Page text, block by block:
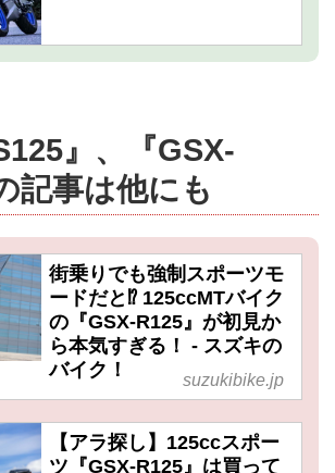
』、『GSX-
記事は他にも
街乗りでも強制スポーツモ
ードだと⁉ 125ccMTバイク
の『GSX-R125』が初見か
ら本気すぎる！ - スズキの
バイク！
suzukibike.jp
【アラ探し】125ccスポー
ツ『GSX-R125』は買って